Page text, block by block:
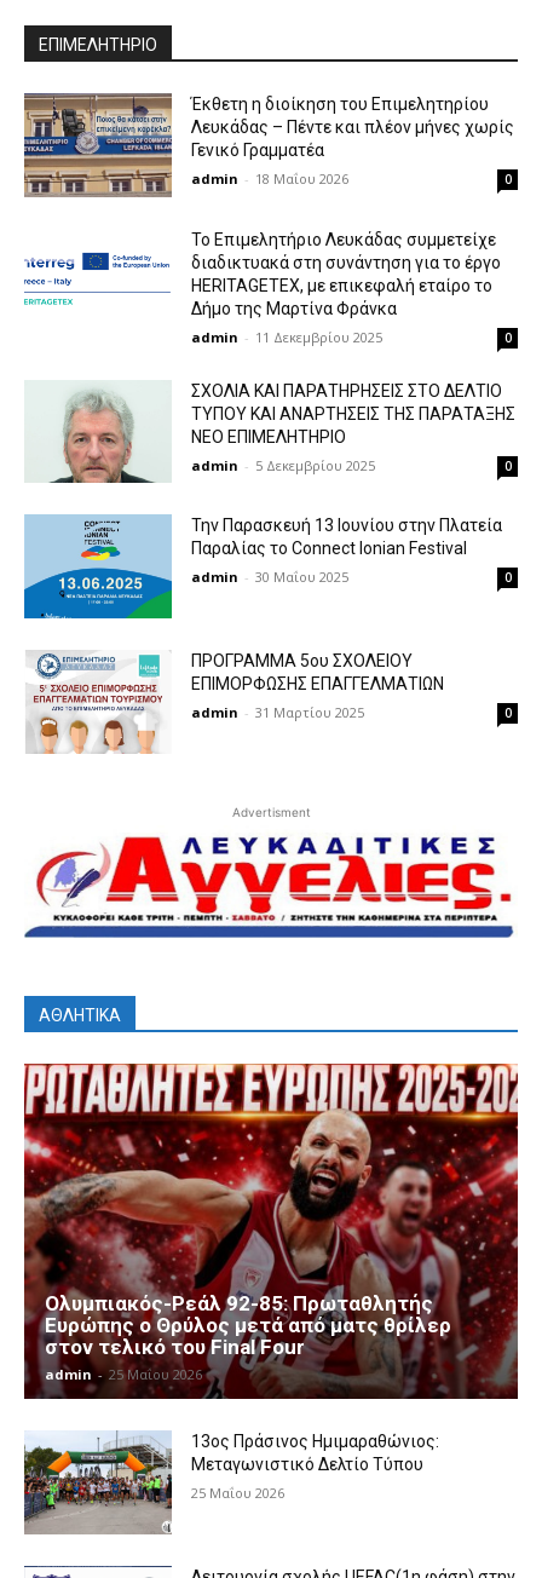
ΕΠΙΜΕΛΗΤΗΡΙΟ
Έκθετη η διοίκηση του Επιμελητηρίου
Λευκάδας – Πέντε και πλέον μήνες χωρίς
Γενικό Γραμματέα
admin - 18 Μαΐου 2026 0
Το Επιμελητήριο Λευκάδας συμμετείχε
διαδικτυακά στη συνάντηση για το έργο
HERITAGETEX, με επικεφαλή εταίρο το
Δήμο της Μαρτίνα Φράνκα
admin - 11 Δεκεμβρίου 2025 0
ΣΧΟΛΙΑ ΚΑΙ ΠΑΡΑΤΗΡΗΣΕΙΣ ΣΤΟ ΔΕΛΤΙΟ
ΤΥΠΟΥ ΚΑΙ ΑΝΑΡΤΗΣΕΙΣ ΤΗΣ ΠΑΡΑΤΑΞΗΣ
ΝΕΟ ΕΠΙΜΕΛΗΤΗΡΙΟ
admin - 5 Δεκεμβρίου 2025 0
Την Παρασκευή 13 Ιουνίου στην Πλατεία
Παραλίας το Connect Ionian Festival
admin - 30 Μαΐου 2025 0
ΠΡΟΓΡΑΜΜΑ 5ου ΣΧΟΛΕΙΟΥ
ΕΠΙΜΟΡΦΩΣΗΣ ΕΠΑΓΓΕΛΜΑΤΙΩΝ
admin - 31 Μαρτίου 2025 0
Advertisment
ΑΘΛΗΤΙΚΑ
Ολυμπιακός-Ρεάλ 92-85: Πρωταθλητής
Ευρώπης ο Θρύλος μετά από ματς θρίλερ
στον τελικό του Final Four
admin - 25 Μαΐου 2026
13ος Πράσινος Ημιμαραθώνιος:
Μεταγωνιστικό Δελτίο Τύπου
25 Μαΐου 2026